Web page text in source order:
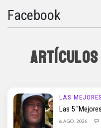
Facebook
LAS MEJORES
Las 5
6 AGO, 2026